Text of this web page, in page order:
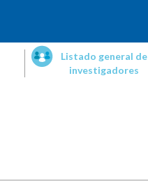
Listado general de
investigadores